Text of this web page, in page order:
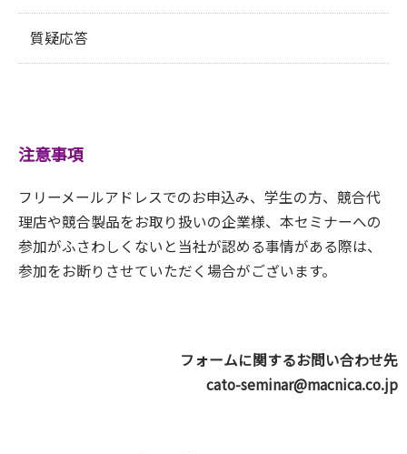
質疑応答
注意事項
フリーメールアドレスでのお申込み、学生の方、競合代
理店や競合製品をお取り扱いの企業様、本セミナーへの
参加がふさわしくないと当社が認める事情がある際は、
参加をお断りさせていただく場合がございます。
フォームに関するお問い合わせ先
cato-seminar@macnica.co.jp